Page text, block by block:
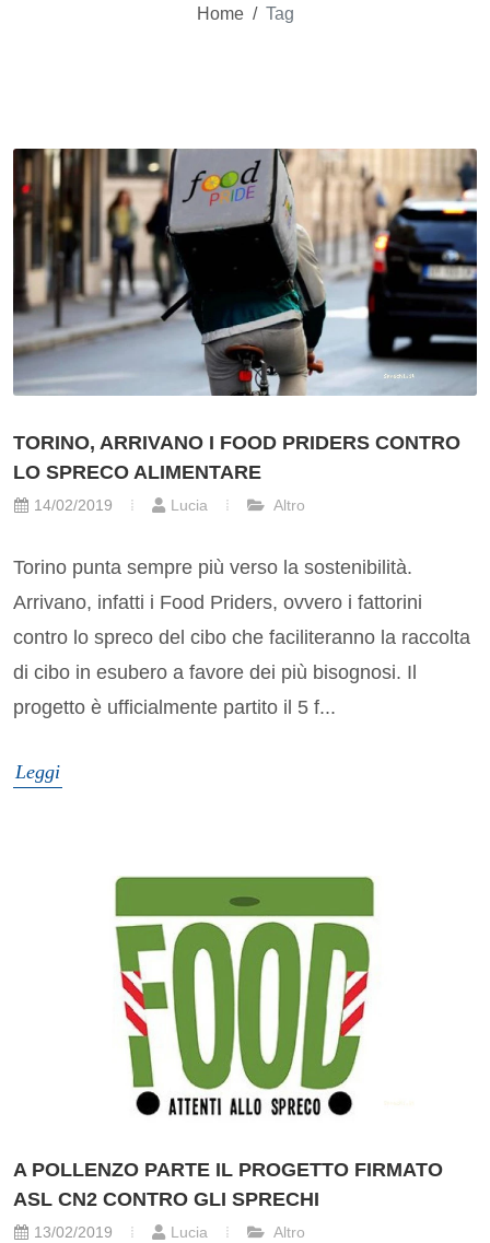
Home / Tag
TORINO, ARRIVANO I FOOD PRIDERS CONTRO
LO SPRECO ALIMENTARE
14/02/2019 Lucia Altro
Torino punta sempre più verso la sostenibilità.
Arrivano, infatti i Food Priders, ovvero i fattorini
contro lo spreco del cibo che faciliteranno la raccolta
di cibo in esubero a favore dei più bisognosi. Il
progetto è ufficialmente partito il 5 f...
Leggi
A POLLENZO PARTE IL PROGETTO FIRMATO
ASL CN2 CONTRO GLI SPRECHI
13/02/2019 Lucia Altro